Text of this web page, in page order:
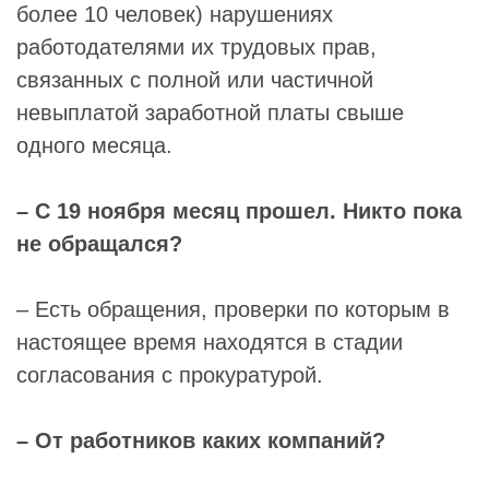
более 10 человек) нарушениях
работодателями их трудовых прав,
связанных с полной или частичной
невыплатой заработной платы свыше
одного месяца.
– С 19 ноября месяц прошел. Никто пока
не обращался?
– Есть обращения, проверки по которым в
настоящее время находятся в стадии
согласования с прокуратурой.
– От работников каких компаний?